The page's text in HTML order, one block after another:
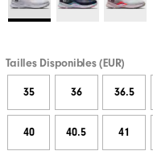
Tailles Disponibles (EUR)
35 36 36.5
40 40.5 41